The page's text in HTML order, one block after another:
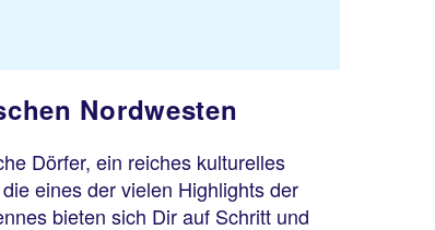
Nordwesten
Dörfer, ein reiches kulturelles
eines der vielen Highlights der
bieten sich Dir auf Schritt und